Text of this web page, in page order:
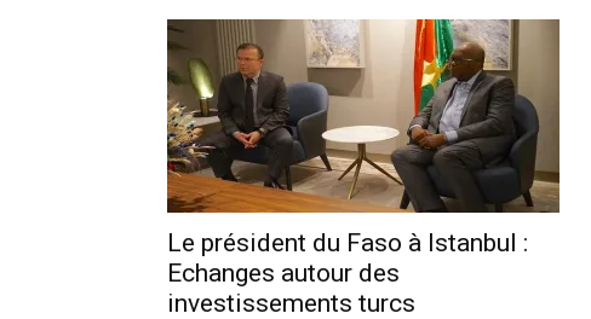
Le président du Faso à Istanbul :
Echanges autour des
investissements turcs